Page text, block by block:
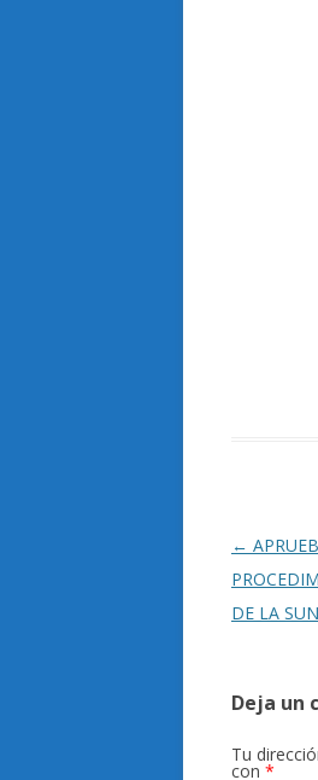
de
entradas
←
DE LA
Deja un
Tu
con *